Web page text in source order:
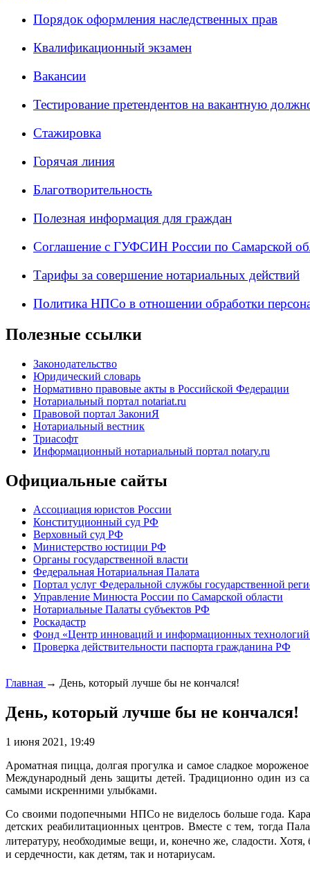
Порядок оформления наследственных прав
Квалификационный экзамен
Вакансии
Тестирование претендентов на вакантную
Стажировка
Горячая линия
Благотворительность
Полезная информация для граждан
Соглашение с ГУФСИН России по Самарской
Тарифы за совершение нотариальных действий
Политика НПСо в отношении обработки
Полезные ссылки
Законодательство
Юридический словарь
Нормативно правовые акты в Российской Федерации
Нотариальный портал notariat.ru
Правовой портал ЗакониЯ
Нотариальный вестник
Триасофт
Информационный нотариальный портал notary.ru
Официальные сайты
Ассоциация юристов России
Конституционный суд РФ
Верховный суд РФ
Министерство юстиции РФ
Органы государственной власти
Федеральная Нотариальная Палата
Портал услуг Федеральной службы государственной
Управление Минюста России по Самарской области
Нотариальные Палаты субъектов РФ
Роскадастр
Фонд «Центр инноваций и информационных
Проверка действительности паспорта гражданина РФ
Главная → День, который лучше бы не кончался!
День, который лучше бы не кончался!
1 июня 2021, 19:49
Ароматная пицца, долгая прогулка и самое сладкое
Международный день защиты детей. Традиционно один из
самыми искренними улыбками.
Со своими подопечными НПСо не виделось больше года.
детских реабилитационных центров. Вместе с тем, тогда
литературу, необходимые вещи, и, конечно же, сладости. Хотя,
и сердечности, как детям, так и нотариусам.